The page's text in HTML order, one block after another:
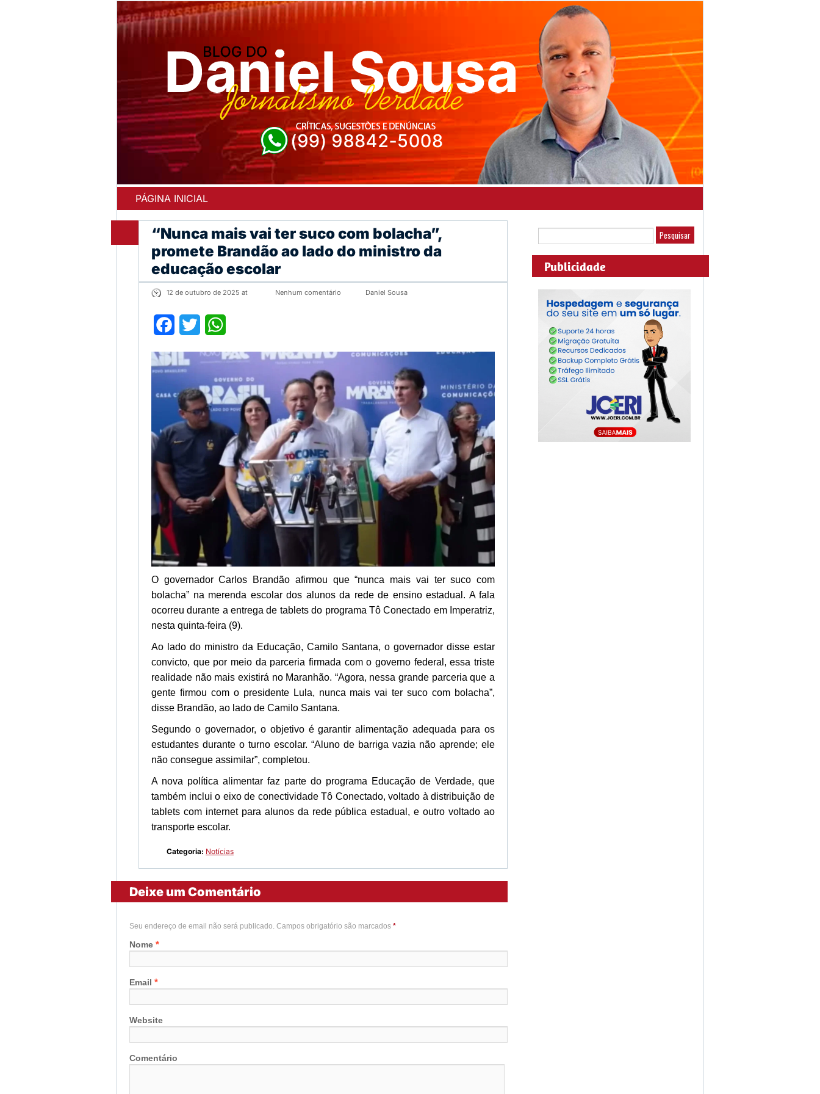
PÁGINA INICIAL
“Nunca mais vai ter suco com bolacha”,
promete Brandão ao lado do ministro da
educação escolar
12 de outubro de 2025 at Nenhum comentário Daniel Sousa
Facebook
Twitter
O governador Carlos Brandão afirmou que “nunca mais vai ter suco com
bolacha” na merenda escolar dos alunos da rede de ensino estadual. A fala
ocorreu durante a entrega de tablets do programa Tô Conectado em Imperatriz,
nesta quinta-feira (9).
Ao lado do ministro da Educação, Camilo Santana, o governador disse estar
convicto, que por meio da parceria firmada com o governo federal, essa triste
realidade não mais existirá no Maranhão. “Agora, nessa grande parceria que a
gente firmou com o presidente Lula, nunca mais vai ter suco com bolacha”,
disse Brandão, ao lado de Camilo Santana.
Segundo o governador, o objetivo é garantir alimentação adequada para os
estudantes durante o turno escolar. “Aluno de barriga vazia não aprende; ele
não consegue assimilar”, completou.
A nova política alimentar faz parte do programa Educação de Verdade, que
também inclui o eixo de conectividade Tô Conectado, voltado à distribuição de
tablets com internet para alunos da rede pública estadual, e outro voltado ao
transporte escolar.
Categoria: Notícias
Deixe um Comentário
Seu endereço de email não será publicado. Campos obrigatório são marcados *
Nome *
Email *
Website
Comentário
Publicidade